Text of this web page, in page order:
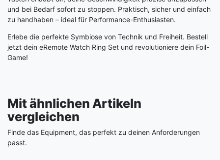
und bei Bedarf sofort zu stoppen. Praktisch, sicher und einfach
zu handhaben – ideal für Performance-Enthusiasten.
Erlebe die perfekte Symbiose von Technik und Freiheit. Bestell
jetzt dein eRemote Watch Ring Set und revolutioniere dein Foil-
Game!
Mit ähnlichen Artikeln
vergleichen
Finde das Equipment, das perfekt zu deinen Anforderungen
passt.